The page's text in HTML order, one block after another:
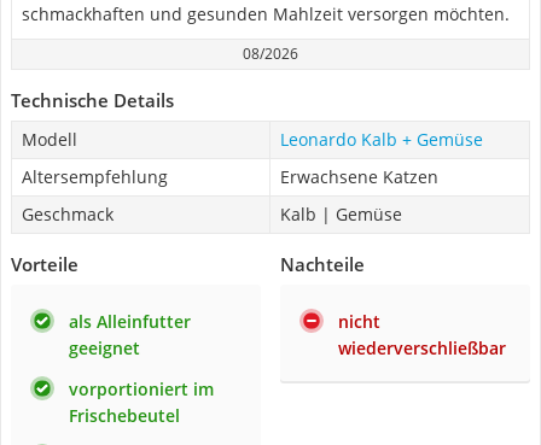
schmackhaften und gesunden Mahlzeit versorgen möchten.
08/2026
Technische Details
Modell
Leonardo Kalb + Gemüse
Altersempfehlung
Erwachsene Katzen
Geschmack
Kalb | Gemüse
Vorteile
als Alleinfutter
geeignet
vorportioniert im
Frischebeutel
Nachteile
nicht
wiederverschließbar